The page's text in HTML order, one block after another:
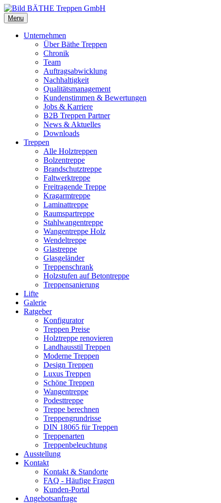
Menu
Unternehmen
Über Bäthe Treppen
Chronik
Team
Auftragsabwicklung
Nachhaltigkeit
Qualitätsmanagement
Kundenstimmen & Bewertungen
Jobs & Karriere
B2B Treppen Partner
News & Aktuelles
Downloads
Treppen
Alle Holztreppen
Bolzentreppe
Brandschutztreppe
Faltwerktreppe
Freitragende Treppe
Kragarmtreppe
Laminattreppe
Raumspartreppe
Stahlwangentreppe
Wangentreppe Holz
Wendeltreppe
Glastreppe
Glasgeländer
Treppenschrank
Holzstufen auf Betontreppe
Treppensanierung
Lifte
Galerie
Ratgeber
Konfigurator
Treppen Preise
Holztreppe renovieren
Landhausstil Treppen
Moderne Treppen
Design Treppen
Luxus Treppen
Schöne Treppen
Wangentreppe
Podesttreppe
Treppe berechnen
Treppengrundrisse
DIN 18065 für Treppen
Treppenarten
Treppenbeleuchtung
Ausstellung
Kontakt
Kontakt & Standorte
FAQ - Häufige Fragen
Kunden-Portal
Angebotsanfrage